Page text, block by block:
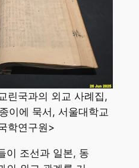
린국과의 외교 사례집,
이에 묵서, 서울대학교
학연구원>
이 조선과 일본, 동